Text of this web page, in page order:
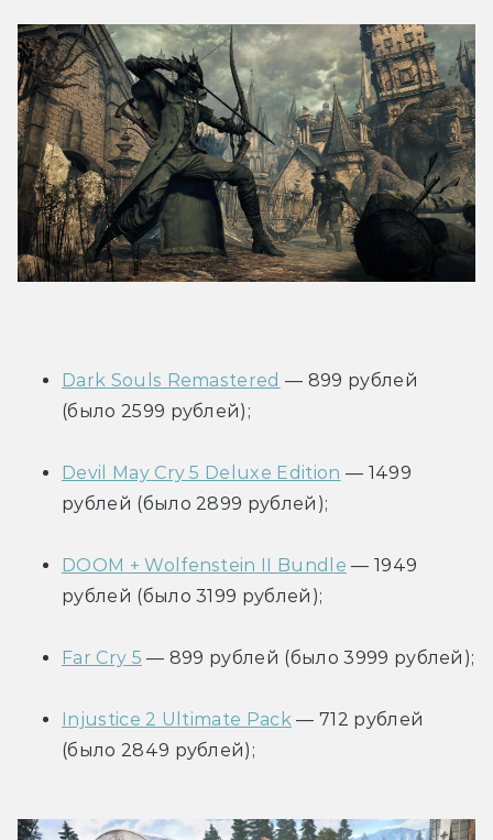
Dark Souls Remastered — 899 рублей
(было 2599 рублей);
Devil May Cry 5 Deluxe Edition — 1499
рублей (было 2899 рублей);
DOOM + Wolfenstein II Bundle — 1949
рублей (было 3199 рублей);
Far Cry 5 — 899 рублей (было 3999 рублей);
Injustice 2 Ultimate Pack — 712 рублей
(было 2849 рублей);